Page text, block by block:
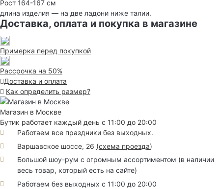
Рост 164-167 см
длина изделия — на две ладони ниже талии.
Доставка, оплата и покупка в магазине
Примерка перед покупкой
Рассрочка на 50%
Доставка и оплата
Как определить размер?
Магазин в Москве
Бутик работает каждый день с 11:00 до 20:00
Работаем все праздники без выходных.
Варшавское шоссе, 26 (схема проезда)
Большой шоу-рум с огромным ассортиментом (в наличии
весь товар, который есть на сайте)
Работаем без выходных с 11:00 до 20:00